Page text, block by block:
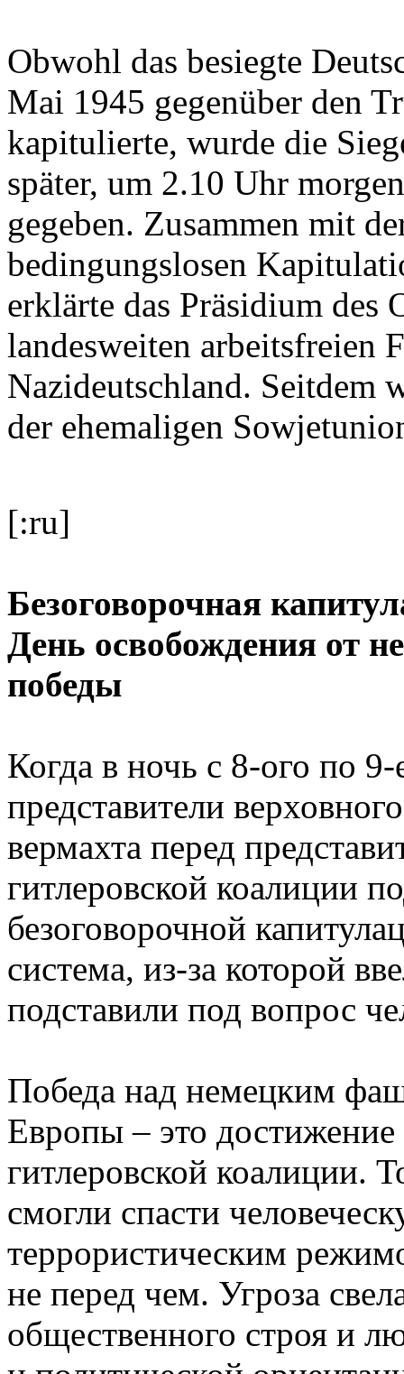
Obwohl das besiegte
Mai 1945 gegenüber den
kapitulierte, wurde die
später, um 2.10 Uhr
gegeben. Zusammen mit
bedingungslosen
erklärte das Präsidium des
landesweiten arbeitsfreien
Nazideutschland. Seitdem
der ehemaligen
[:ru]
Безоговорочная
День освобождения от
победы
Когда в ночь с 8-ого по
представители
вермахта перед
гитлеровской коалиции
безоговорочной
система, из-за которой
подставили под вопрос
Победа над немецким
Европы – это
гитлеровской коалиции.
смогли спасти
террористическим
не перед чем. Угроза
общественного строя и